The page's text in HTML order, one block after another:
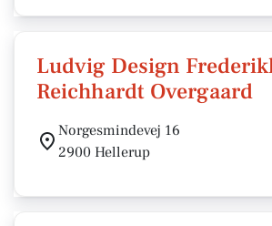
Ludvig Design
Reichhardt Overgaard
Norgesmindevej 16
2900 Hellerup